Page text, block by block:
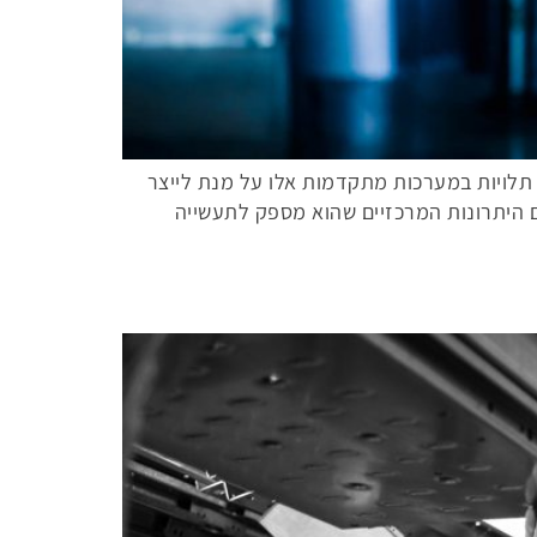
במערכות מתקדמות אלו על מנת לייצר
המרכזיים שהוא מספק לתעשייה